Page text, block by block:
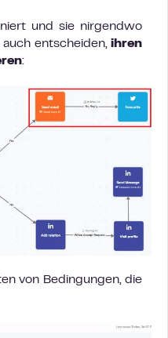
und sie nirgendwo
entscheiden, ihren
:
von Bedingungen, die